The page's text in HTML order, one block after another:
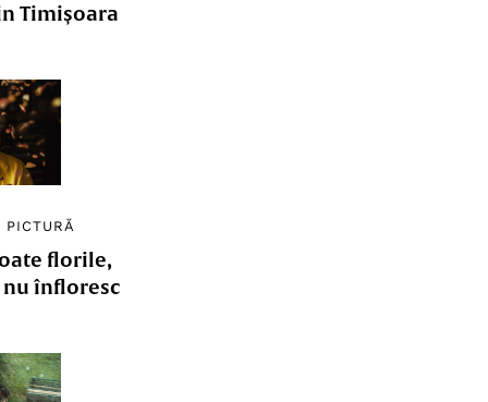
Timișoara
PICTURĂ
florile,
nu înfloresc